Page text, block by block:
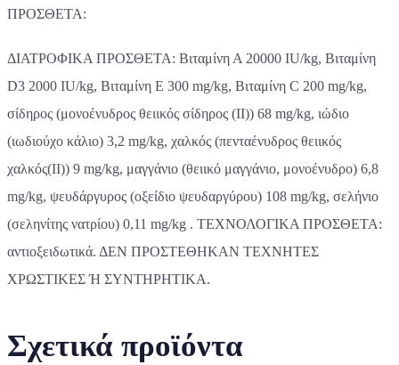
ΠΡΟΣΘΕΤΑ:
ΔΙΑΤΡΟΦΙΚΑ ΠΡΟΣΘΕΤΑ: Βιταμίνη Α 20000 IU/kg, Βιταμίνη
D3 2000 IU/kg, Βιταμίνη E 300 mg/kg, Βιταμίνη C 200 mg/kg,
σίδηρος (μονοένυδρος θειικός σίδηρος (II)) 68 mg/kg, ιώδιο
(ιωδιούχο κάλιο) 3,2 mg/kg, χαλκός (πενταένυδρος θειικός
χαλκός(II)) 9 mg/kg, μαγγάνιο (θειικό μαγγάνιο, μονοένυδρο) 6,8
mg/kg, ψευδάργυρος (οξείδιο ψευδαργύρου) 108 mg/kg, σελήνιο
(σεληνίτης νατρίου) 0,11 mg/kg . ΤΕΧΝΟΛΟΓΙΚΑ ΠΡΟΣΘΕΤΑ:
αντιοξειδωτικά. ΔΕΝ ΠΡΟΣΤΕΘΗΚΑΝ ΤΕΧΝΗΤΕΣ
ΧΡΩΣΤΙΚΕΣ Ή ΣΥΝΤΗΡΗΤΙΚΑ.
Σχετικά προϊόντα